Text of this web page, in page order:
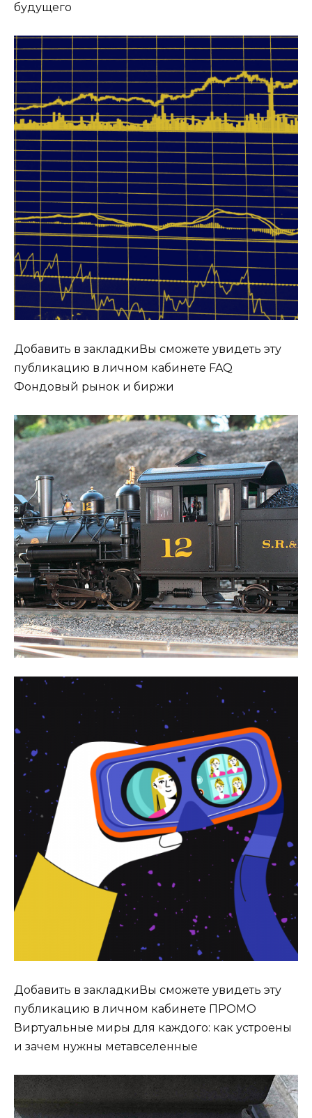
будущего
Добавить в закладкиВы сможете увидеть эту
публикацию в личном кабинете FAQ
Фондовый рынок и биржи
Добавить в закладкиВы сможете увидеть эту
публикацию в личном кабинете ПРОМО
Виртуальные миры для каждого: как устроены
и зачем нужны метавселенные